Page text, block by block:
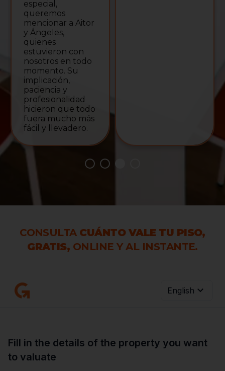
especial,
queremos
mencionar a Aitor
y Ángeles,
quienes
estuvieron con
nosotros en todo
momento. Su
implicación,
paciencia y
profesionalidad
hicieron que todo
fuera mucho más
fácil y llevadero.
CONSULTA CUÁNTO VALE TU PISO,
GRATIS, ONLINE Y AL INSTANTE.